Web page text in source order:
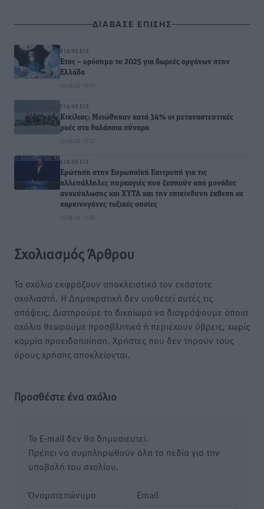
ΔΙΑΒΑΣΕ ΕΠΙΣΗΣ
ΕΙΔΉΣΕΙΣ
Έτος – ορόσημο το 2025 για δωρεές οργάνων στην
Ελλάδα
05.08.26 · 19:04
ΕΙΔΉΣΕΙΣ
Κικίλιας: Μειώθηκαν κατά 34% οι μεταναστευτικές
ροές στα θαλάσσια σύνορα
05.08.26 · 17:32
ΕΙΔΉΣΕΙΣ
Ερώτηση στην Ευρωπαϊκή Επιτροπή για τις
αλλεπάλληλες πυρκαγιές που ξεσπούν από μονάδες
ανακύκλωσης και ΧΥΤΑ και την επικίνδυνη έκθεση σε
καρκινογόνες τοξικές ουσίες
05.08.26 · 17:09
Σχολιασμός Άρθρου
Τα σχόλια εκφράζουν αποκλειστικά τον εκάστοτε
σχολιαστή. Η Δημοκρατική δεν υιοθετεί αυτές τις
απόψεις. Διατηρούμε το δικαίωμα να διαγράψουμε όποια
σχόλια θεωρούμε προσβλητικά ή περιέχουν ύβρεις, χωρίς
καμμία προειδοποίηση. Χρήστες που δεν τηρούν τους
όρους χρήσης αποκλείονται.
Προσθέστε ένα σχόλιο
Το E-mail δεν θα δημοσιευτεί.
Πρέπει να συμπληρωθούν όλα τα πεδία για την
υποβολή του σχολίου.
Όνοματεπώνυμο Email